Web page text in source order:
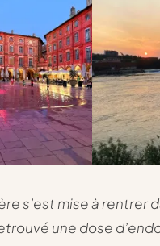
s’est mise à rentrer
une dose